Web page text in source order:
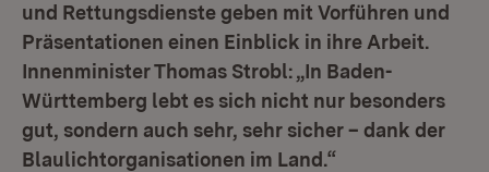
und Rettungsdienste geben mit Vorführen und
Präsentationen einen Einblick in ihre Arbeit.
Innenminister Thomas Strobl: „In Baden-
Württemberg lebt es sich nicht nur besonders
gut, sondern auch sehr, sehr sicher – dank der
Blaulichtorganisationen im Land.“